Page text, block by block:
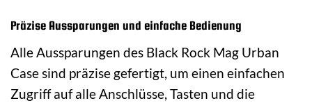
Präzise Aussparungen und einfache Bedienung
Alle Aussparungen des Black Rock Mag Urban
Case sind präzise gefertigt, um einen einfachen
Zugriff auf alle Anschlüsse, Tasten und die